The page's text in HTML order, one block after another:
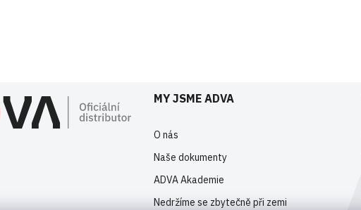
MY JSME ADVA
O nás
Naše dokumenty
ADVA Akademie
Nedržíme se zbytečně při zemi